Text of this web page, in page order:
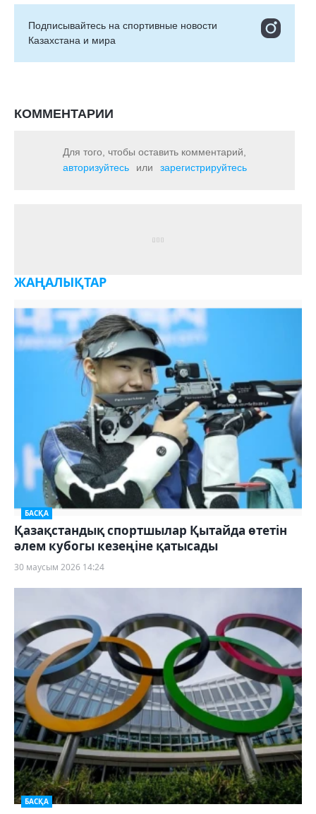
Подписывайтесь на cпортивные новости
Казахстана и мира
КОММЕНТАРИИ
Для того, чтобы оставить комментарий,
авторизуйтесь
или зарегистрируйтесь
ЖАҢАЛЫҚТАР
БАСҚА
Қазақстандық спортшылар Қытайда өтетін
әлем кубогы кезеңіне қатысады
30 маусым 2026 14:24
БАСҚА